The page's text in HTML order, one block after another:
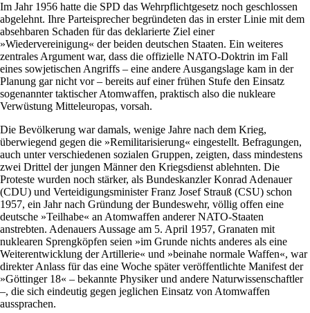
Im Jahr 1956 hatte die SPD das Wehrpflichtgesetz noch geschlossen
abgelehnt. Ihre Parteisprecher begründeten das in erster Linie mit dem
absehbaren Schaden für das deklarierte Ziel einer
»Wiedervereinigung« der beiden deutschen Staaten. Ein weiteres
zentrales Argument war, dass die offizielle NATO-Doktrin im Fall
eines sowjetischen Angriffs – eine andere Ausgangslage kam in der
Planung gar nicht vor – bereits auf einer frühen Stufe den Einsatz
sogenannter taktischer Atomwaffen, praktisch also die nukleare
Verwüstung Mitteleuropas, vorsah.
Die Bevölkerung war damals, wenige Jahre nach dem Krieg,
überwiegend ­gegen die »Remilitarisierung« eingestellt. Befragungen,
auch unter verschiedenen sozialen Gruppen, zeigten, dass mindestens
zwei Drittel der jungen Männer den Kriegsdienst ablehnten. Die
Proteste wurden noch stärker, als Bundeskanzler Konrad Adenauer
(CDU) und Verteidigungsminister Franz Josef Strauß (CSU) schon
1957, ein Jahr nach Gründung der Bundeswehr, völlig offen eine
deutsche »Teilhabe« an Atomwaffen anderer NATO-Staaten
anstrebten. Adenauers Aussage am 5. April 1957, Granaten mit
nuklearen Sprengköpfen seien »im Grunde nichts anderes als eine
Weiterentwicklung der Artillerie« und »beinahe normale Waffen«, war
direkter Anlass für das eine Woche später veröffentlichte Manifest der
»Göttinger 18« – bekannte Physiker und andere Naturwissenschaftler
–, die sich eindeutig gegen jeglichen Einsatz von Atomwaffen
aussprachen.